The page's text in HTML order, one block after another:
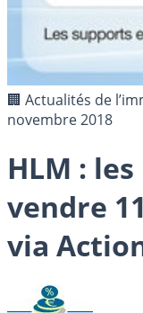
🏢 Actualités de
novembre 2018
HLM :
vendre
via